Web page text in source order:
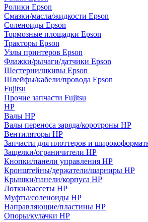
Ролики Epson
Смазки/масла/жидкости Epson
Соленоиды Epson
Тормозные площадки Epson
Тракторы Epson
Узлы принтеров Epson
Флажки/рычаги/датчики Epson
Шестерни/шкивы Epson
Шлейфы/кабели/провода Epson
Fujitsu
Прочие запчасти Fujitsu
HP
Валы HP
Валы переноса заряда/коротроны HP
Вентиляторы HP
Запчасти для плоттеров и
Защелки/ограничители HP
Кнопки/панели управления HP
Кронштейны/держатели/шарниры HP
Крышки/панели/корпуса HP
Лотки/кассеты HP
Муфты/соленоиды HP
Направляющие/пластины HP
Опоры/кулачки HP